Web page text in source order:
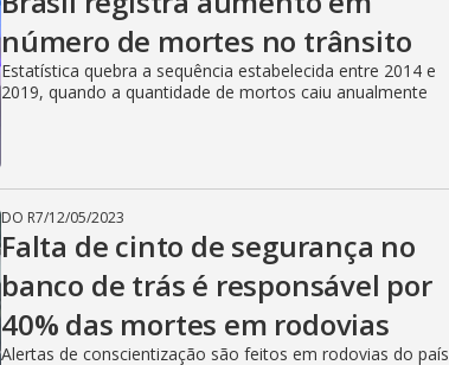
número de mortes no trânsito
Estatística quebra a sequência estabelecida entre 2014 e
2019, quando a quantidade de mortos caiu anualmente
DO R7/12/05/2023
Falta de cinto de segurança no
banco de trás é responsável por
40% das mortes em rodovias
Alertas de conscientização são feitos em rodovias do país